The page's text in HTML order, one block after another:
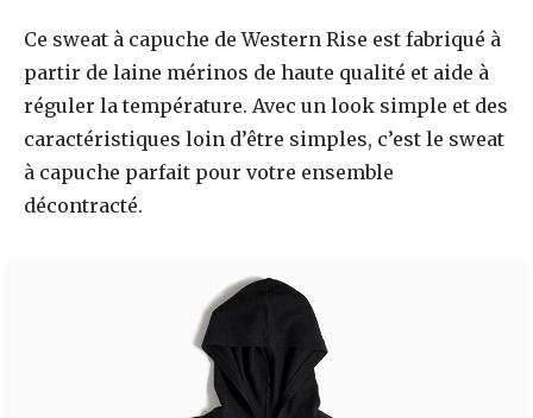
Ce sweat à capuche de Western Rise est fabriqué à
partir de laine mérinos de haute qualité et aide à
réguler la température. Avec un look simple et des
caractéristiques loin d’être simples, c’est le sweat
à capuche parfait pour votre ensemble
décontracté.